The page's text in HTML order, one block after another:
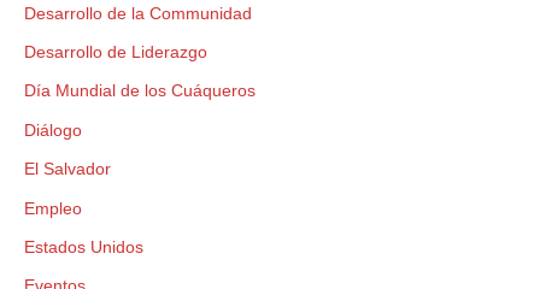
Desarrollo de la Communidad
Desarrollo de Liderazgo
Día Mundial de los Cuáqueros
Diálogo
El Salvador
Empleo
Estados Unidos